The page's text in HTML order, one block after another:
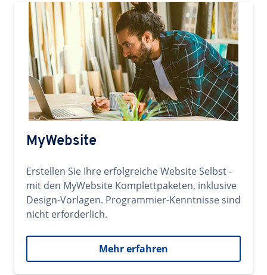
MyWebsite
Erstellen Sie Ihre erfolgreiche Website Selbst -
mit den MyWebsite Komplettpaketen, inklusive
Design-Vorlagen. Programmier-Kenntnisse sind
nicht erforderlich.
Mehr erfahren